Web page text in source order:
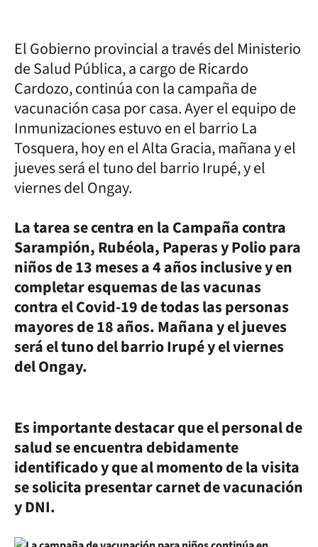
El Gobierno provincial a través del Ministerio
de Salud Pública, a cargo de Ricardo
Cardozo, continúa con la campaña de
vacunación casa por casa. Ayer el equipo de
Inmunizaciones estuvo en el barrio La
Tosquera, hoy en el Alta Gracia, mañana y el
jueves será el tuno del barrio Irupé, y el
viernes del Ongay.
La tarea se centra en la Campaña contra
Sarampión, Rubéola, Paperas y Polio para
niños de 13 meses a 4 años inclusive y en
completar esquemas de las vacunas
contra el Covid-19 de todas las personas
mayores de 18 años. Mañana y el jueves
será el tuno del barrio Irupé y el viernes
del Ongay.
Es importante destacar que el personal de
salud se encuentra debidamente
identificado y que al momento de la visita
se solicita presentar carnet de vacunación
y DNI.